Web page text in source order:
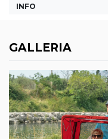
INFO
GALLERIA